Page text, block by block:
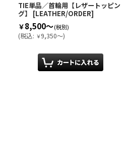
TIE単品／首輪用【レザートッピン
グ】
[LEATHER/ORDER]
￥8,500～(税別)
(税込: ￥9,350～)